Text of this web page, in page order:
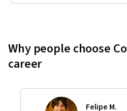
Why people choose
career
Felipe M.